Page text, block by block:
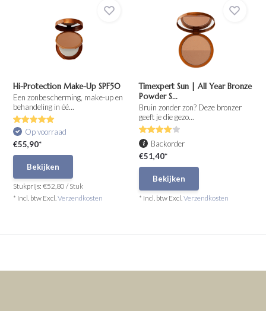
Hi-Protection Make-Up SPF50
Een zonbescherming, make-up en
behandeling in éé...
Op voorraad
€55,90*
Bekijken
Stukprijs:€52,80 / Stuk
* Incl. btw Excl.Verzendkosten
Timexpert Sun | All Year Bronze
Powder S...
Bruin zonder zon? Deze bronzer
geeft je die gezo...
Backorder
€51,40*
Bekijken
* Incl. btw Excl.Verzendkosten